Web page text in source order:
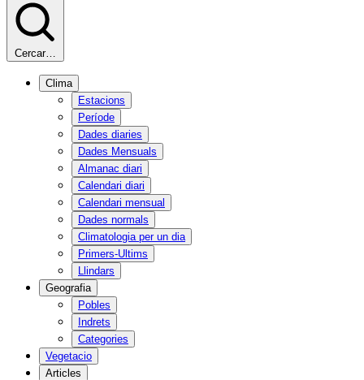
Cercar…
Clima
Estacions
Període
Dades diaries
Dades Mensuals
Almanac diari
Calendari diari
Calendari mensual
Dades normals
Climatologia per un dia
Primers-Ultims
Llindars
Geografia
Pobles
Indrets
Categories
Vegetacio
Articles